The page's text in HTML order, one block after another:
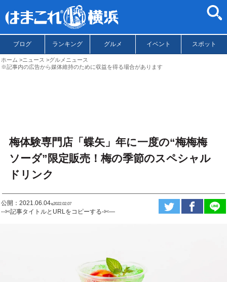
ブログ ランキング グルメ イベント スポット
ホーム ニュース
グルメニュース
※記事内の広告から媒体維持のために収益を得る場合があります
梅体験専門店「蝶矢」年に一度の“梅梅梅
ソーダ”限定販売！梅の季節のスペシャル
ドリンク
公開：2021.06.04ಇ2022.02.07
--✄記事タイトルとURLをコピーする-✄—